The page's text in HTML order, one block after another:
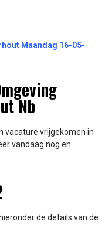
Maandag 16-05-
Nb
vacature vrijgekomen in
vandaag nog en
de details van de